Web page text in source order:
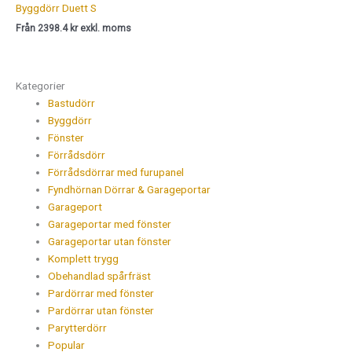
Byggdörr Duett S
Från 2398.4 kr exkl. moms
Kategorier
Bastudörr
Byggdörr
Fönster
Förrådsdörr
Förrådsdörrar med furupanel
Fyndhörnan Dörrar & Garageportar
Garageport
Garageportar med fönster
Garageportar utan fönster
Komplett trygg
Obehandlad spårfräst
Pardörrar med fönster
Pardörrar utan fönster
Parytterdörr
Popular